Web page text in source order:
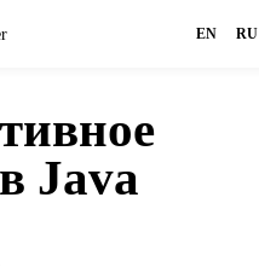
EN RU
Java